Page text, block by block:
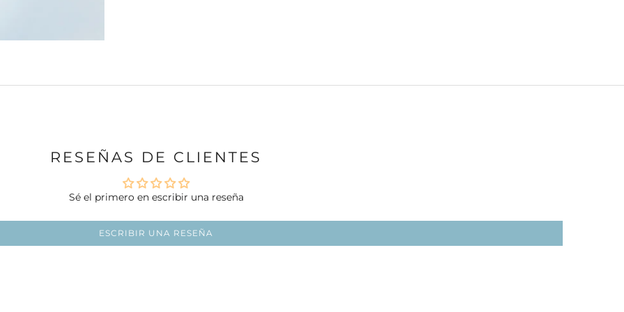
RESEÑAS DE CLIENTES
Sé el primero en escribir una reseña
ESCRIBIR UNA RESEÑA